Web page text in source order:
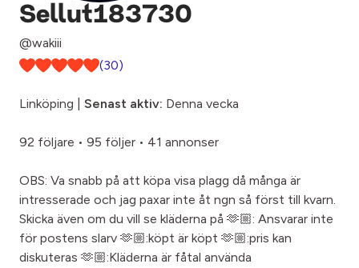
Sellut183730
@wakiii
(30)
Linköping | Senast aktiv: Denna vecka
92 följare • 95 följer • 41 annonser
OBS: Va snabb på att köpa visa plagg då många är
intresserade och jag paxar inte åt ngn så först till kvarn.
Skicka även om du vill se kläderna på 🫶🏼: Ansvarar inte
för postens slarv 🫶🏼:köpt är köpt 🫶🏼:pris kan
diskuteras 🫶🏼:Kläderna är fåtal använda